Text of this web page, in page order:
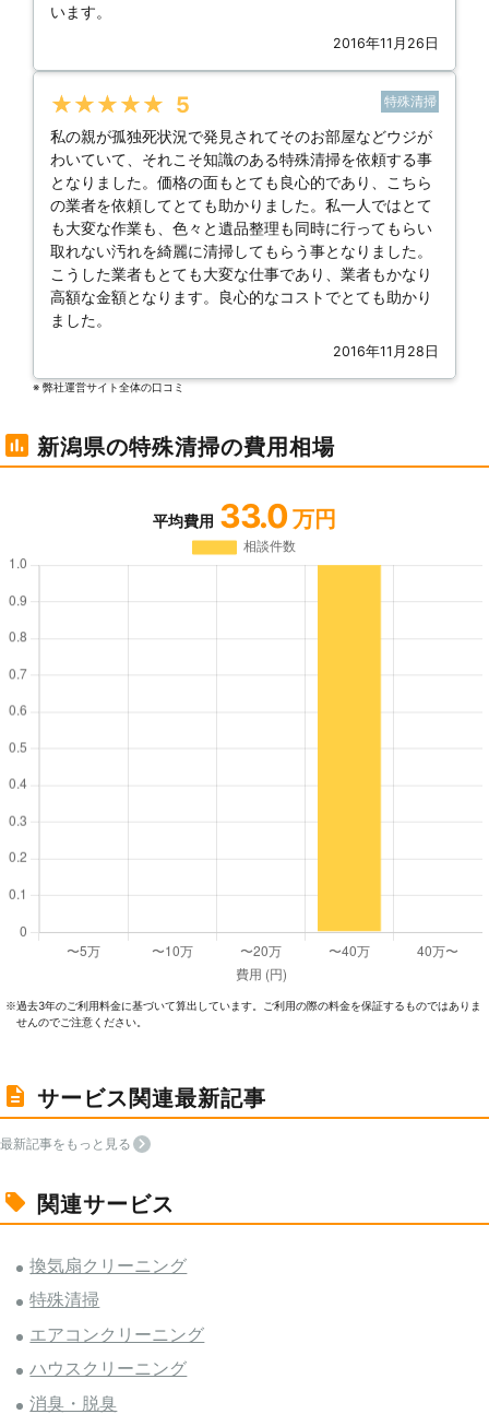
います。
2016年11月26日
★★★★★ 5 特殊清掃
私の親が孤独死状況で発見されてそのお部屋などウジが
わいていて、それこそ知識のある特殊清掃を依頼する事
となりました。価格の面もとても良心的であり、こちら
の業者を依頼してとても助かりました。私一人ではとて
も大変な作業も、色々と遺品整理も同時に行ってもらい
取れない汚れを綺麗に清掃してもらう事となりました。
こうした業者もとても大変な仕事であり、業者もかなり
高額な金額となります。良心的なコストでとても助かり
ました。
2016年11月28日
※ 弊社運営サイト全体の⼝コミ
新潟県の特殊清掃の費用相場
平均費用 33.0 万円
※過去3年のご利⽤料⾦に基づいて算出しています。ご利⽤の際の料⾦を保証するものではありま
せんのでご注意ください。
サービス関連最新記事
最新記事をもっと見る
関連サービス
換気扇クリーニング
特殊清掃
エアコンクリーニング
ハウスクリーニング
消臭・脱臭